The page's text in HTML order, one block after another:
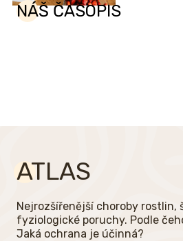
NÁŠ ČASOPIS
ATLAS
Nejrozšířenější choroby rostlin,
fyziologické poruchy. Podle
Jaká ochrana je účinná?